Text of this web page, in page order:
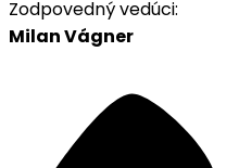
Zodpovedný vedúci:
Milan Vágner